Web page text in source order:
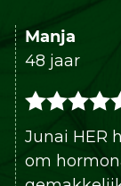
Manja
48 jaar
Junai HER
om